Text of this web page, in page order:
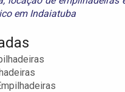
em Indaiatuba